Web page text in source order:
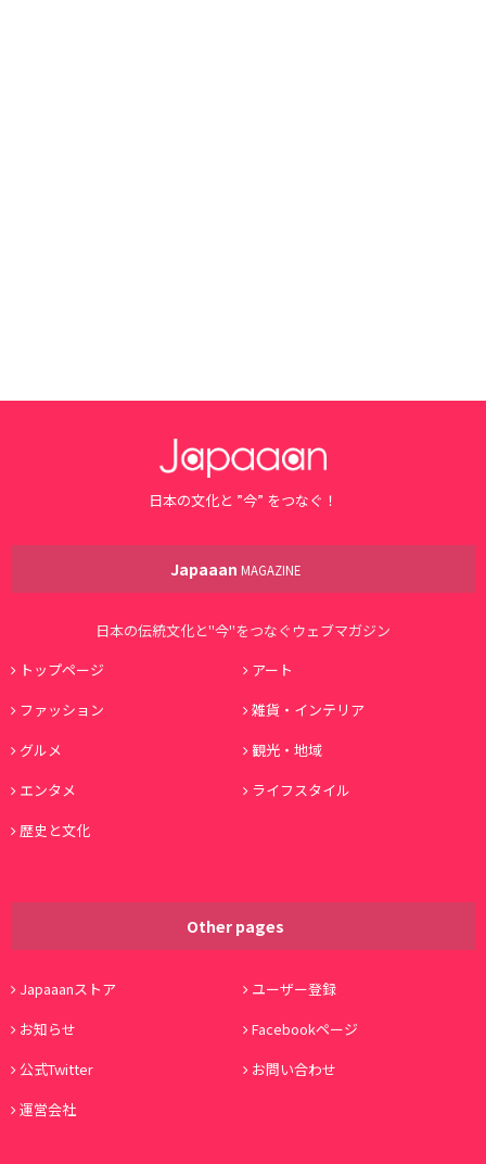
日本の文化と ”今” をつなぐ！
Japaaan MAGAZINE
日本の伝統文化と"今"をつなぐウェブマガジン
トップページ
アート
ファッション
雑貨・インテリア
グルメ
観光・地域
エンタメ
ライフスタイル
歴史と文化
Other pages
Japaaanストア
ユーザー登録
お知らせ
Facebookページ
公式Twitter
お問い合わせ
運営会社